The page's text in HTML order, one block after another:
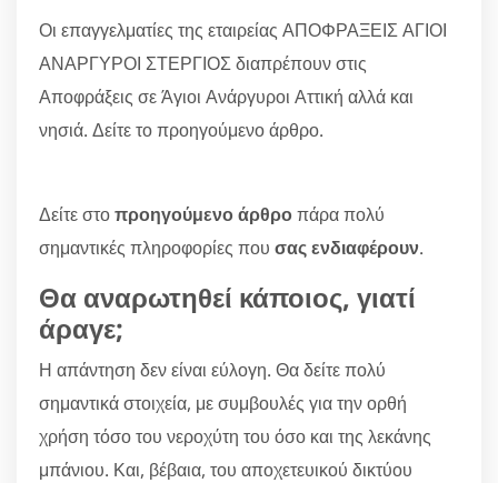
Οι επαγγελματίες της εταιρείας ΑΠΟΦΡΑΞΕΙΣ ΑΓΙΟΙ
ΑΝΑΡΓΥΡΟΙ ΣΤΕΡΓΙΟΣ διαπρέπουν στις
Αποφράξεις σε Άγιοι Ανάργυροι Αττική αλλά και
νησιά. Δείτε το προηγούμενο άρθρο.
Δείτε στοπροηγούμενο άρθροπάρα πολύ
σημαντικές πληροφορίες που σας ενδιαφέρουν.
Θα αναρωτηθεί κάποιος, γιατί
άραγε;
Η απάντηση δεν είναι εύλογη. Θα δείτε πολύ
σημαντικά στοιχεία, με συμβουλές για την ορθή
χρήση τόσο του νεροχύτη του όσο και της λεκάνης
μπάνιου. Και, βέβαια, του αποχετευικού δικτύου